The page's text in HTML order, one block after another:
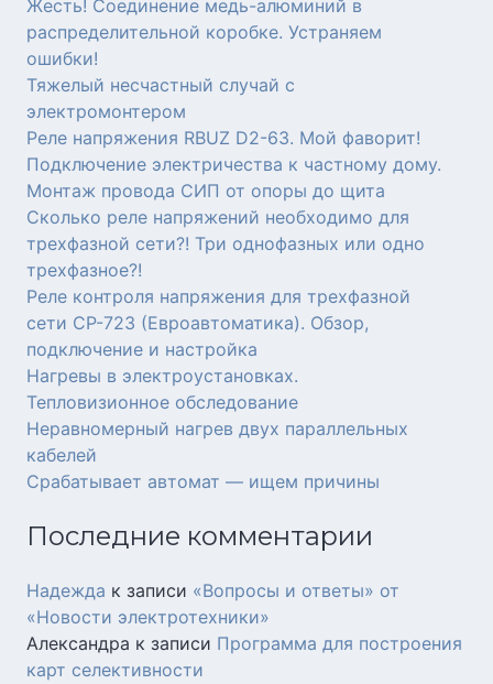
Жесть! Соединение медь-алюминий в
распределительной коробке. Устраняем
ошибки!
Тяжелый несчастный случай с
электромонтером
Реле напряжения RBUZ D2-63. Мой фаворит!
Подключение электричества к частному дому.
Монтаж провода СИП от опоры до щита
Сколько реле напряжений необходимо для
трехфазной сети?! Три однофазных или одно
трехфазное?!
Реле контроля напряжения для трехфазной
сети СР-723 (Евроавтоматика). Обзор,
подключение и настройка
Нагревы в электроустановках.
Тепловизионное обследование
Неравномерный нагрев двух параллельных
кабелей
Срабатывает автомат — ищем причины
Последние комментарии
Надежда к записи «Вопросы и ответы» от
«Новости электротехники»
Александра к записи Программа для построения
карт селективности